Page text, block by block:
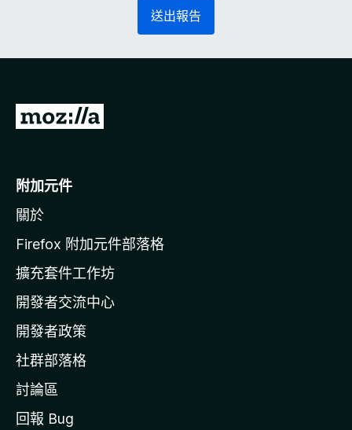
送出報告
前
o
i
l
a
官
網
附加元件
關於
Firefox 附加元件部落格
擴充套件工作坊
開發者交流中心
開發者政策
社群部落格
討論區
回報 Bug